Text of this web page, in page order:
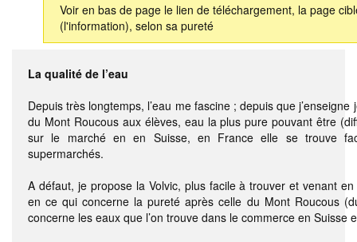
Voir en bas de page le lien de téléchargement, la page
(l'information), selon sa pureté
La qualité de l’eau
Depuis très longtemps, l’eau me fascine ; depuis que j’enseigne
du Mont Roucous aux élèves, eau la plus pure pouvant être
sur le marché en en Suisse, en France elle se trouve
supermarchés.
A défaut, je propose la Volvic, plus facile à trouver et venant
en ce qui concerne la pureté après celle du Mont Roucous
concerne les eaux que l’on trouve dans le commerce en Suisse